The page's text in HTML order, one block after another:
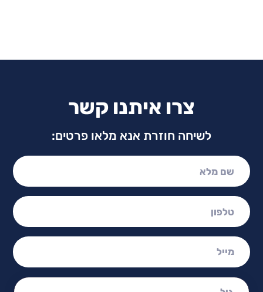
צרו איתנו קשר
לשיחה חוזרת אנא מלאו פרטים:
שם מלא:
טלפון:
מייל: